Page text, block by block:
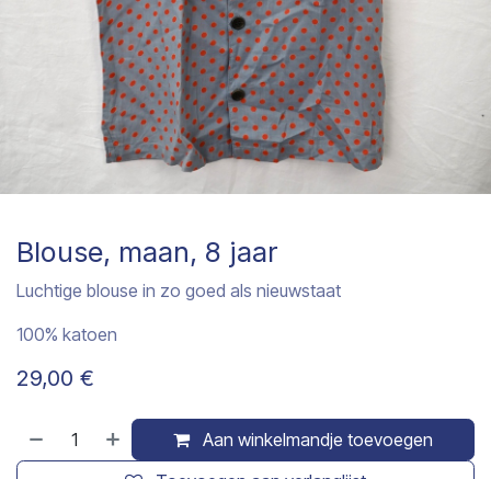
Blouse, maan, 8 jaar
Luchtige blouse in zo goed als nieuwstaat
100% katoen
29,00 €
Aan winkelmandje toevoegen